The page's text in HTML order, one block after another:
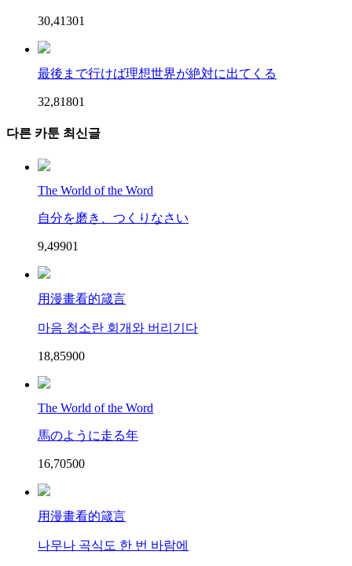
30,41301
最後まで行けば理想世界が絶対に出てくる
32,81801
다른 카툰 최신글
The World of the Word
自分を磨き、つくりなさい
9,49901
用漫畫看的箴言
마음 청소란 회개와 버리기다
18,85900
The World of the Word
馬のように走る年
16,70500
用漫畫看的箴言
나무나 곡식도 한 번 바람에